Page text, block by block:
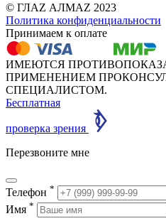
© ГЛАZ АЛМАZ 2023
Политика конфиденциальности
Принимаем к оплате
ИМЕЮТСЯ
ПРИМЕНЕНИЕМ
СПЕЦИАЛИСТОМ.
Бесплатная
проверка зрения
Перезвоните мне
Телефон *
Имя *